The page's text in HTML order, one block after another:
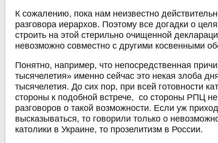
К сожалению, пока нам неизвестно
разговора иерархов. Поэтому все догадки о
строить на этой стерильно очищенной
невозможно совместно с другими косвенными
Понятно, например, что непосредственная
тысячелетия» именно сейчас это некая злоба
тысячелетия. До сих пор, при всей готовности
стороны к подобной встрече, со стороны РПЦ
разговоров о такой возможности. Если уж
высказываться, то говорили только о
католики в Украине, то прозелитизм в России.